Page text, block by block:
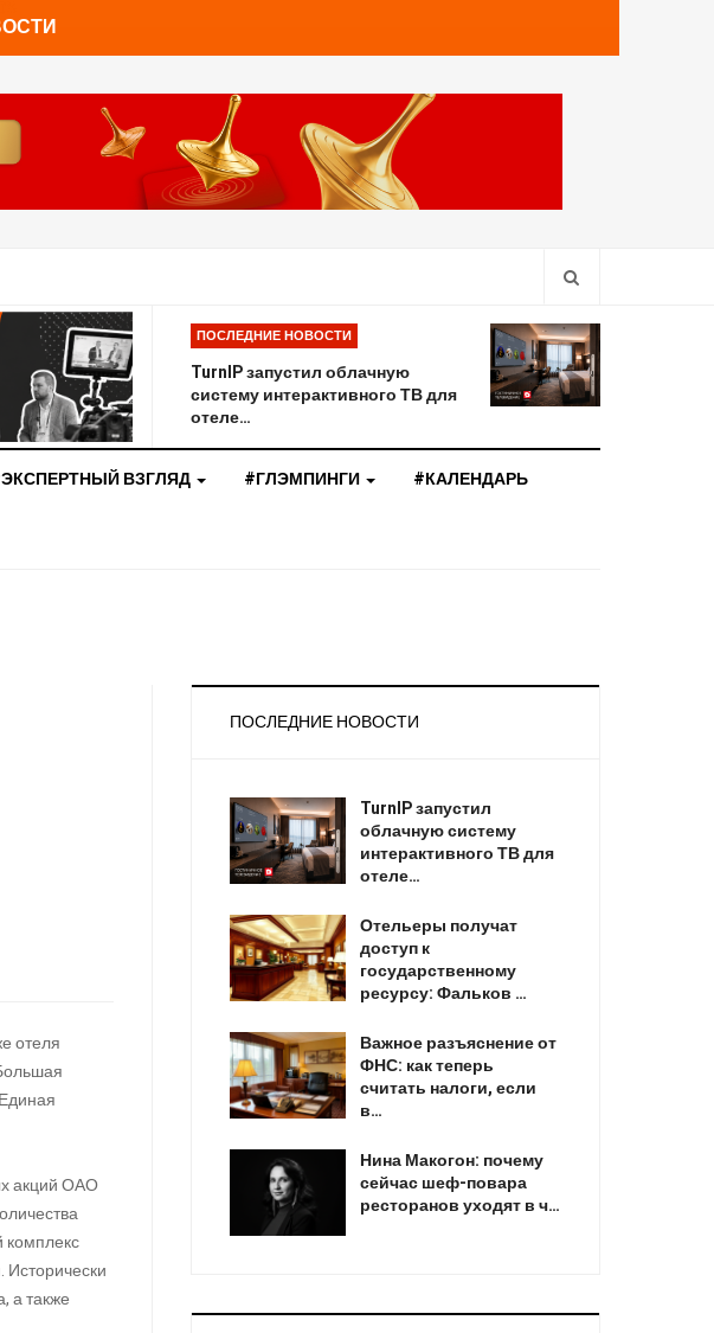
ПОСЛЕДНИЕ НОВОСТИ
TurnIP запустил облачную
систему интерактивного ТВ для
отеле…
ВЗГЛЯД #ГЛЭМПИНГИ #КАЛЕНДАРЬ
отеля
акций ОАО
а также
ПОСЛЕДНИЕ НОВОСТИ
TurnIP запустил
облачную систему
интерактивного ТВ для
отеле…
Отельеры получат
доступ к
государственному
ресурсу: Фальков …
Важное разъяснение от
ФНС: как теперь
считать налоги, если
в…
Нина Макогон: почему
сейчас шеф-повара
ресторанов уходят в ч…